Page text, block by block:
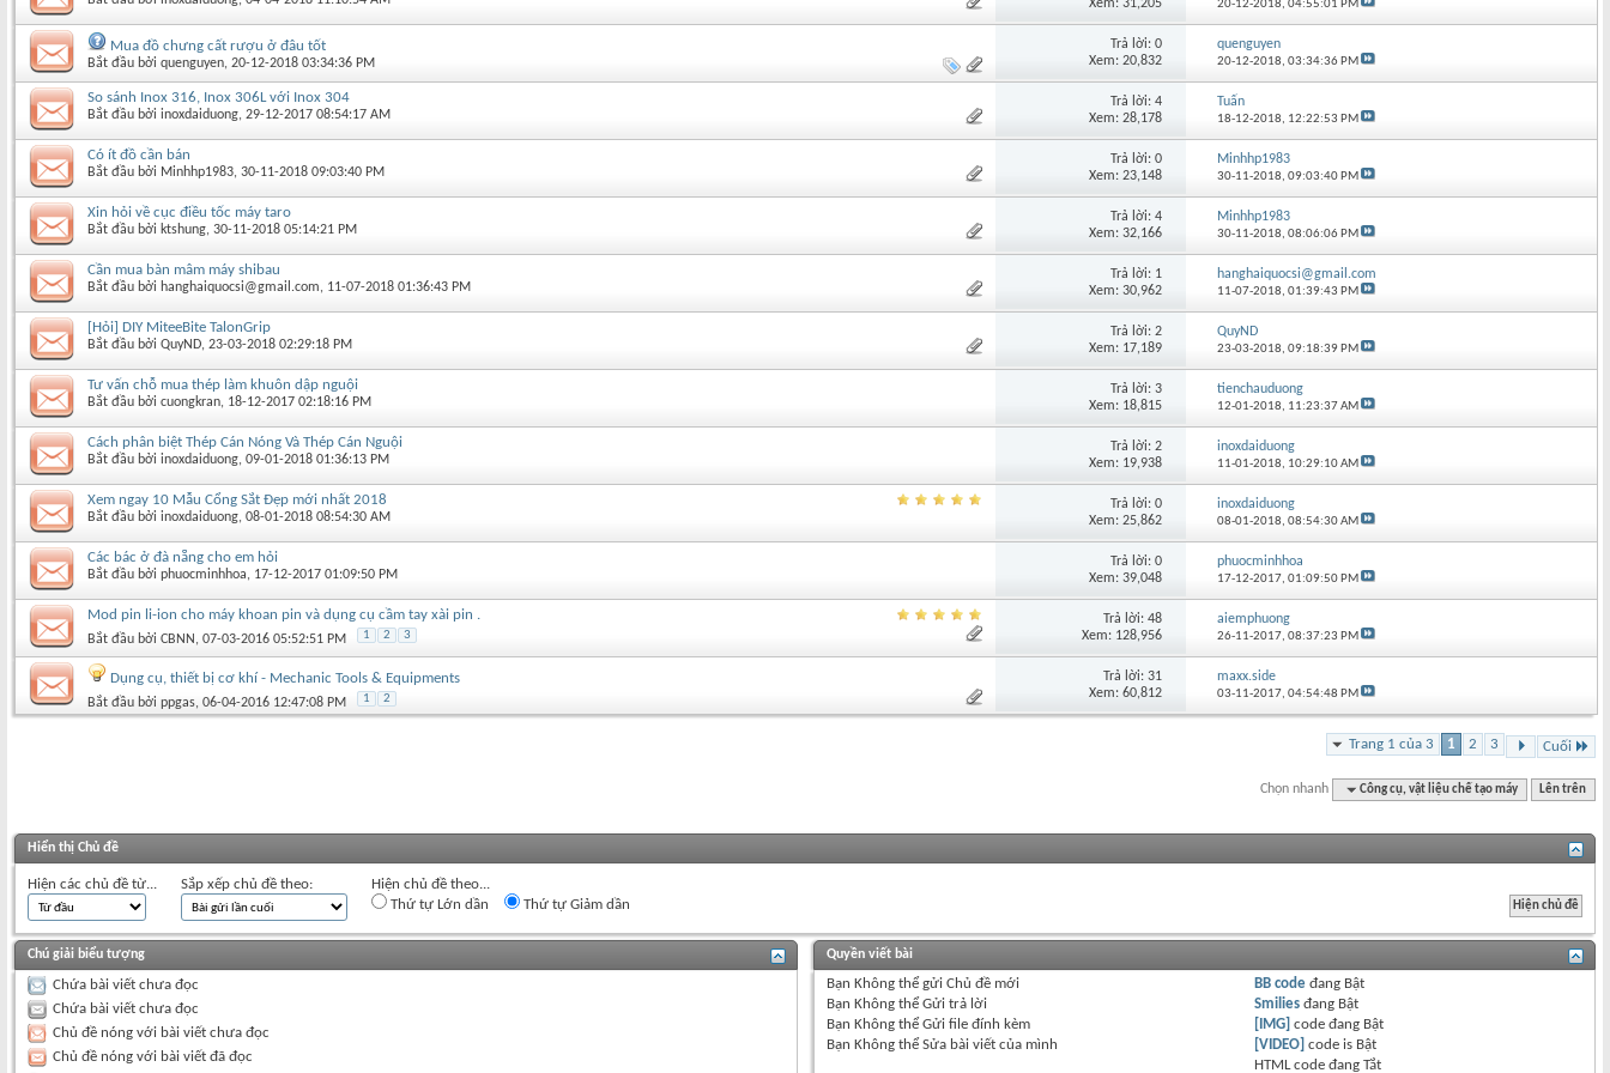
Xem: 31,205 20-12-2018,04:55:01 PM
Mua đồ chưng cất rượu ở đâu tốt
Bắt đầu bởi quenguyen‎, 20-12-2018 03:34:36 PM
Trả lời: 0
Xem: 20,832
quenguyen
20-12-2018,03:34:36 PM
So sánh Inox 316, Inox 306L với Inox 304
Bắt đầu bởi inoxdaiduong‎, 29-12-2017 08:54:17 AM
Trả lời: 4
Xem: 28,178
Tuấn
18-12-2018, 12:22:53 PM
Có ít đồ cần bán
Bắt đầu bởi Minhhp1983‎, 30-11-2018 09:03:40 PM
Trả lời: 0
Xem: 23,148
Minhhp1983
30-11-2018,09:03:40 PM
Xin hỏi về cục điều tốc máy taro
Bắt đầu bởi ktshung‎, 30-11-2018 05:14:21 PM
Trả lời: 4
Xem: 32,166
Minhhp1983
30-11-2018,08:06:06 PM
Cần mua bàn mâm máy shibau
Bắt đầu bởi hanghaiquocsi@gmail.com‎, 11-07-2018 01:36:43 PM
Trả lời: 1
Xem: 30,962
hanghaiquocsi@gmail.com
11-07-2018,01:39:43 PM
[Hỏi] DIY MiteeBite TalonGrip
Bắt đầu bởi QuyND‎, 23-03-2018 02:29:18 PM
Trả lời: 2
Xem: 17,189
QuyND
23-03-2018,09:18:39 PM
Tư vấn chỗ mua thép làm khuôn dập nguội
Bắt đầu bởi cuongkran‎, 18-12-2017 02:18:16 PM
Trả lời: 3
Xem: 18,815
tienchauduong
12-01-2018, 11:23:37 AM
Cách phân biệt Thép Cán Nóng Và Thép Cán Nguội
Bắt đầu bởi inoxdaiduong‎, 09-01-2018 01:36:13 PM
Trả lời: 2
Xem: 19,938
inoxdaiduong
11-01-2018, 10:29:10 AM
Xem ngay 10 Mẫu Cổng Sắt Đẹp mới nhất 2018
Bắt đầu bởi inoxdaiduong‎, 08-01-2018 08:54:30 AM
Trả lời: 0
Xem: 25,862
inoxdaiduong
08-01-2018,08:54:30 AM
Các bác ở đà nẵng cho em hỏi
Bắt đầu bởi phuocminhhoa‎, 17-12-2017 01:09:50 PM
Trả lời: 0
Xem: 39,048
phuocminhhoa
17-12-2017,01:09:50 PM
Mod pin li-ion cho máy khoan pin và dụng cụ cầm tay xài pin .
Bắt đầu bởi CBNN ‎, 07-03-2016 05:52:51 PM 1 2 3
Trả lời: 48
Xem: 128,956
aiemphuong
26-11-2017,08:37:23 PM
Dụng cụ, thiết bị cơ khí - Mechanic Tools & Equipments
Bắt đầu bởi ppgas‎, 06-04-2016 12:47:08 PM 1 2
Trả lời: 31
Xem: 60,812
maxx.side
03-11-2017,04:54:48 PM
Trang 1 của 3 1 2 3 Cuối
Chọn nhanh Công cụ, vật liệu chế tạo máy Lên trên
Hiển thị Chủ đề
Hiện các chủ đề từ... Sắp xếp chủ đề theo:
Hiện chủ đề theo...
Thứ tự Lớn dần
Thứ tự Giảm dần
Chú giải biểu tượng
Chứa bài viết chưa đọc
Chứa bài viết chưa đọc
Chủ đề nóng với bài viết chưa đọc
Chủ đề nóng với bài viết đã đọc
Quyền viết bài
Bạn Không thểgửi Chủ đề mới
Bạn Không thểGửi trả lời
Bạn Không thểGửi file đính kèm
Bạn Không thểSửa bài viết của mình
BB code đang Bật
Smilies đang Bật
[IMG] code đang Bật
[VIDEO] code is Bật
HTML code đangTắt